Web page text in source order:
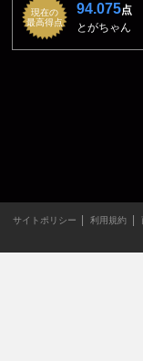
現在の
最高得点
94.075点
とがちゃん
サイトポリシー 利用規約